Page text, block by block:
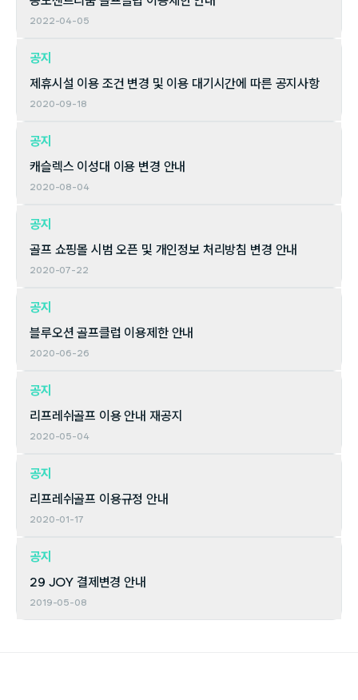
2022-04-05
공지
제휴시설 이용 조건 변경 및 이용 대기시간에 따른 공지사항
2020-09-18
공지
캐슬렉스 이성대 이용 변경 안내
2020-08-04
공지
골프 쇼핑몰 시범 오픈 및 개인정보 처리방침 변경 안내
2020-07-22
공지
블루오션 골프클럽 이용제한 안내
2020-06-26
공지
리프레쉬골프 이용 안내 재공지
2020-05-04
공지
리프레쉬골프 이용규정 안내
2020-01-17
공지
29 JOY 결제변경 안내
2019-05-08